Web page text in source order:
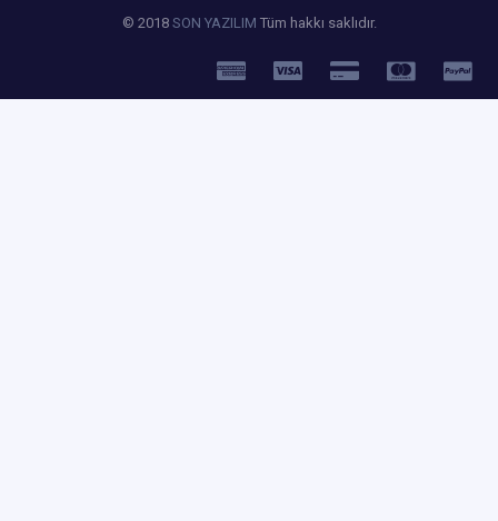
© 2018 SON YAZILIM Tüm hakkı saklıdır.